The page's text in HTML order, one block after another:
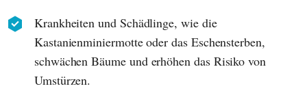
Krankheiten und Schädlinge, wie die
Kastanienminiermotte oder das Eschensterben,
schwächen Bäume und erhöhen das Risiko von
Umstürzen.